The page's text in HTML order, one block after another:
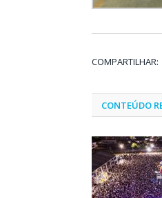
COMPARTILHAR:
CONTEÚDO